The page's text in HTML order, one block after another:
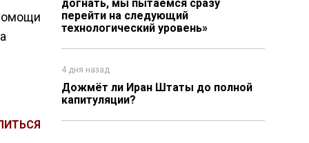
догнать, мы пытаемся сразу
перейти на следующий
технологический уровень»
4 дня назад
Дожмёт ли Иран Штаты до полной
капитуляции?